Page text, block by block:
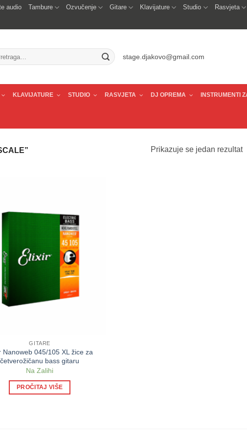
audio Tambure Ozvučenje Gitare Klavijature Studio Rasvjeta
stage.djakovo@gmail.com
KLAVIJATURE STUDIO RASVJETA DJ OPREMA INSTRUMENTI
Prikazuje se jedan rezultat
GITARE
Nanoweb 045/105 XL žice za
četverožičanu bass gitaru
Na Zalihi
PROČITAJ VIŠE